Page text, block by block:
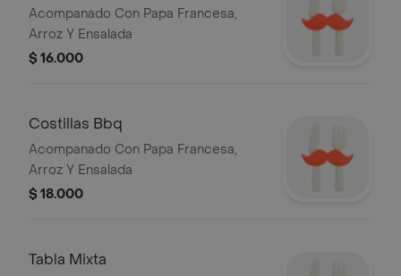
Acompanado Con Papa Francesa,
Arroz Y Ensalada
$ 16.000
Costillas Bbq
Acompanado Con Papa Francesa,
Arroz Y Ensalada
$ 18.000
Tabla Mixta